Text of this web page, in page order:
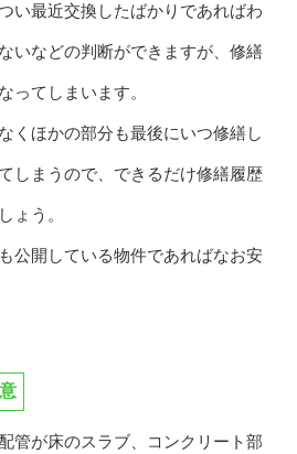
い最近交換したばかりであればわ
いなどの判断ができますが、修繕
ってしまいます。
くほかの部分も最後にいつ修繕し
しまうので、できるだけ修繕履歴
ょう。
公開している物件であればなお安
管が床のスラブ、コンクリート部